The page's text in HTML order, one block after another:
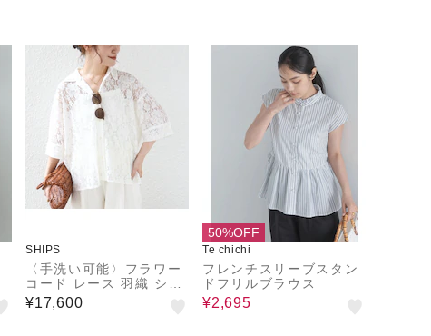
SHIPS
〈手洗い可能〉フラワー
コード レース 羽織 シャ
ツ
¥17,600
50%OFF
Te chichi
フレンチスリーブスタン
ドフリルブラウス
¥2,695